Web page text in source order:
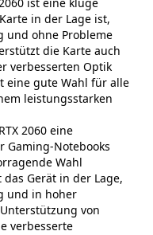
in der Lage ist,
und ohne Probleme
die Karte auch
verbesserten Optik
eine gute Wahl für alle
leistungsstarken
2060 eine
Gaming-Notebooks
Wahl
Gerät in der Lage,
und in hoher
von
verbesserte